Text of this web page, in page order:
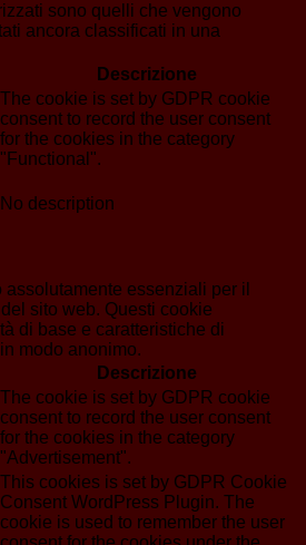
sono quelli che vengono
ancora classificati in una
Descrizione
The cookie is set by GDPR cookie
consent to record the user consent
for the cookies in the category
"Functional".
No description
assolutamente essenziali per il
sito web. Questi cookie
di base e caratteristiche di
modo anonimo.
Descrizione
The cookie is set by GDPR cookie
consent to record the user consent
for the cookies in the category
"Advertisement".
This cookies is set by GDPR Cookie
Consent WordPress Plugin. The
cookie is used to remember the user